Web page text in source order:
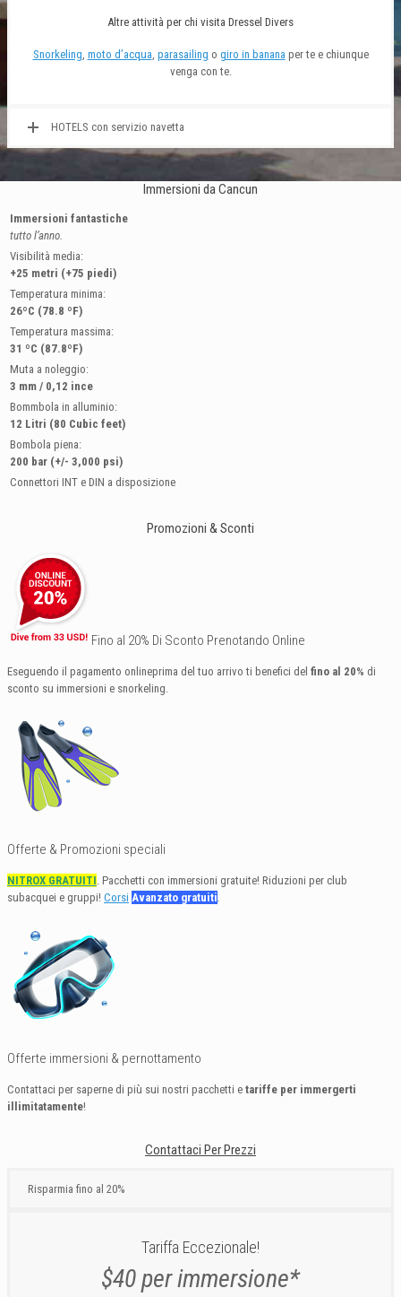
Altre attività per chi visita Dressel Divers
Snorkeling,moto d’acqua, parasailingo giro in bananaper te e chiunque
venga con te.
HOTELS con servizio navetta
Immersioni da Cancun
Immersioni fantastiche
tutto l’anno.
Visibilità media:
+25 metri (+75 piedi)
Temperatura minima:
26ºC (78.8 ºF)
Temperatura massima:
31 ºC (87.8ºF)
Muta a noleggio:
3 mm / 0,12 ince
Bommbola in alluminio:
12 Litri (80 Cubic feet)
Bombola piena:
200 bar (+/- 3,000 psi)
Connettori INT e DIN a disposizione
Promozioni & Sconti
Fino al 20% Di Sconto Prenotando Online
Eseguendo il pagamento onlineprima del tuo arrivo ti benefici del fino al 20% di
sconto su immersioni e snorkeling.
Offerte & Promozioni speciali
NITROX GRATUITI. Pacchetti con immersioni gratuite! Riduzioni per club
subacquei e gruppi! Corsi Avanzato gratuiti.
Offerte immersioni & pernottamento
Contattaci per saperne di più sui nostri pacchetti e tariffe per immergerti
illimitatamente!
Contattaci Per Prezzi
Risparmia fino al 20%
Tariffa Eccezionale!
$40 per immersione*